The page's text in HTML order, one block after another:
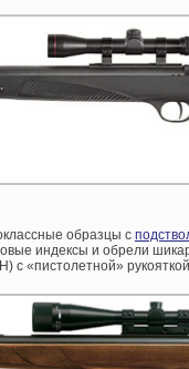
образцы с
индексы и обрели
с «пистолетной»